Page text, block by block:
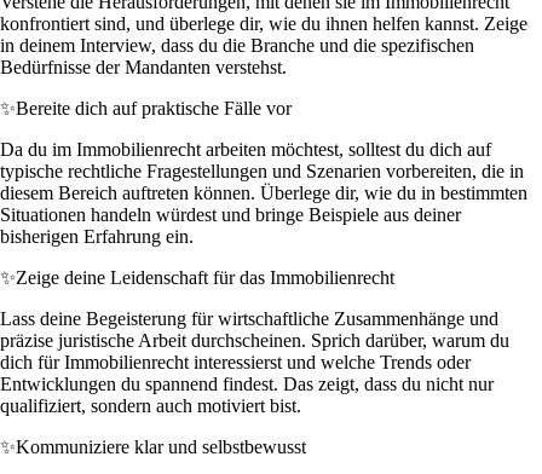
konfrontiert sind, und überlege dir, wie du ihnen helfen kannst. Zeige
in deinem Interview, dass du die Branche und die spezifischen
Bedürfnisse der Mandanten verstehst.
✨Bereite dich auf praktische Fälle vor
Da du im Immobilienrecht arbeiten möchtest, solltest du dich auf
typische rechtliche Fragestellungen und Szenarien vorbereiten, die in
diesem Bereich auftreten können. Überlege dir, wie du in bestimmten
Situationen handeln würdest und bringe Beispiele aus deiner
bisherigen Erfahrung ein.
✨Zeige deine Leidenschaft für das Immobilienrecht
Lass deine Begeisterung für wirtschaftliche Zusammenhänge und
präzise juristische Arbeit durchscheinen. Sprich darüber, warum du
dich für Immobilienrecht interessierst und welche Trends oder
Entwicklungen du spannend findest. Das zeigt, dass du nicht nur
qualifiziert, sondern auch motiviert bist.
✨Kommuniziere klar und selbstbewusst